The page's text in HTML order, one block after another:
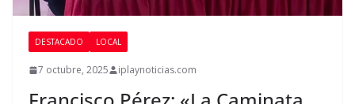
DESTACADO LOCAL
7 octubre, 2025 iplaynoticias.com